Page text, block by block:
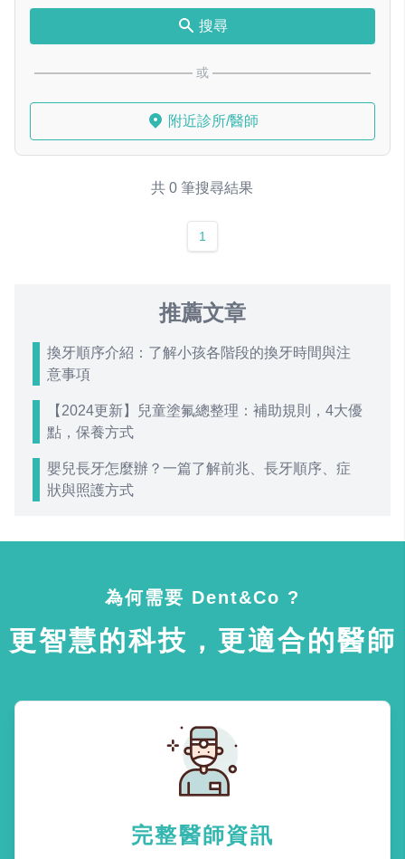
搜尋
或
附近診所/醫師
共 0 筆搜尋結果
1
推薦文章
換牙順序介紹：了解小孩各階段的換牙時間與注
意事項
【2024更新】兒童塗氟總整理：補助規則，4大優
點，保養方式
嬰兒長牙怎麼辦？一篇了解前兆、長牙順序、症
狀與照護方式
為何需要 Dent&Co ?
更智慧的科技，更適合的醫師
完整醫師資訊